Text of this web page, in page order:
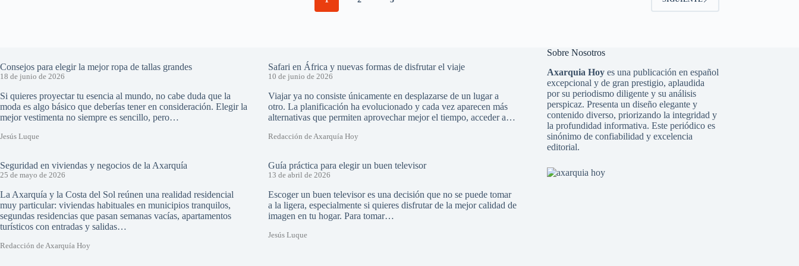
Consejos para elegir la mejor ropa de tallas grandes
18 de junio de 2026
Si quieres proyectar tu esencia al mundo, no cabe duda que la
moda es algo básico que deberías tener en consideración. Elegir la
mejor vestimenta no siempre es sencillo, pero…
Jesús Luque
Safari en África y nuevas formas de disfrutar el viaje
10 de junio de 2026
Viajar ya no consiste únicamente en desplazarse de un lugar a
otro. La planificación ha evolucionado y cada vez aparecen más
alternativas que permiten aprovechar mejor el tiempo, acceder a…
Redacción de Axarquía Hoy
Seguridad en viviendas y negocios de la Axarquía
25 de mayo de 2026
La Axarquía y la Costa del Sol reúnen una realidad residencial
muy particular: viviendas habituales en municipios tranquilos,
segundas residencias que pasan semanas vacías, apartamentos
turísticos con entradas y salidas…
Redacción de Axarquía Hoy
Guía práctica para elegir un buen televisor
13 de abril de 2026
Escoger un buen televisor es una decisión que no se puede tomar
a la ligera, especialmente si quieres disfrutar de la mejor calidad de
imagen en tu hogar. Para tomar…
Jesús Luque
Sobre Nosotros
Axarquia Hoyes una publicación en español
excepcional y de gran prestigio, aplaudida
por su periodismo diligente y su análisis
perspicaz. Presenta un diseño elegante y
contenido diverso, priorizando la integridad y
la profundidad informativa. Este periódico es
sinónimo de confiabilidad y excelencia
editorial.